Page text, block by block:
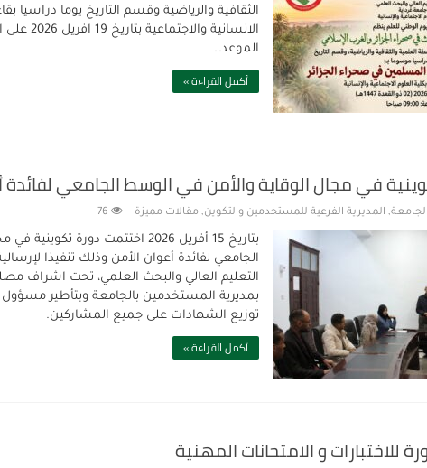
الثقافية والرياضية وقسم التاريخ يوما دراسيا
الموعد…
أكمل القراءة »
في مجال الوقاية والأمن في الوسط الجامعي لفائدة
الجامعة, المديرية الفرعية للمستخدمين والتكوين, مقالات مميزة 76
بتاريخ 15 أفريل 2026 اختتمت دورة
الجامعي لفائدة أعوان الأمن وذلك تنفيذا
التعليم العالي والبحث العلمي، تحت اشراف
بمديرية المستخدمين بالجامعة وبتأطير مسؤول
توزيع الشهادات على جميع المشاركين.
أكمل القراءة »
للاختبارات و الامتحانات المهنية